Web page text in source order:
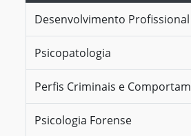
Desenvolvimento Profissional
Psicopatologia
Perfis Criminais e
Psicologia Forense